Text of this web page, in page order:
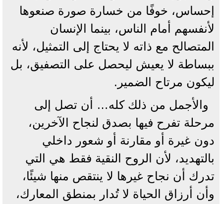
إحساس، خوفًا من خسارة صورة صنعوها
لأنفسهم أمام الناس، بينما الإنسان
المتصالح مع ذاته لا يحتاج إلى التمثيل، لأنه
ببساطة لا يعيش ليحصل على التصفيق، بل
ليكون مرتاح الضمير.
والأجمل من ذلك كله… أن تصل إلى
مرحلة تفرح فيها بصدق لنجاح الآخرين،
دون غيرة أو مقارنة أو شعور داخلي
بالتهديد، لأن الروح النقية فقط هي التي
تدرك أن نجاح غيرها لا ينتقص منها شيئًا،
وأن أرزاق الحياة لا تُدار بمنطق المعارك،